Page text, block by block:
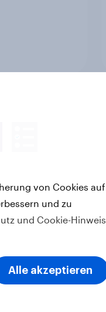
doch
von Cookies auf
und zu
und Cookie-Hinweis
Alle akzeptieren